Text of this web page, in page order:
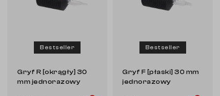
Bestseller
Gryf R [okrągły] 30
mm jednorazowy
Bestseller
Gryf F [płaski] 30 mm
jednorazowy